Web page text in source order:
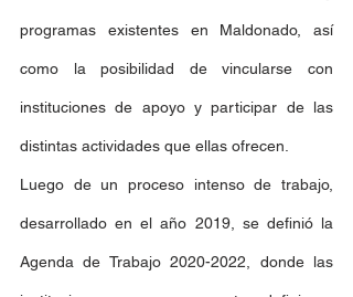
programas existentes en Maldonado, así
como la posibilidad de vincularse con
instituciones de apoyo y participar de las
distintas actividades que ellas ofrecen.
Luego de un proceso intenso de trabajo,
desarrollado en el año 2019, se definió la
Agenda de Trabajo 2020-2022, donde las